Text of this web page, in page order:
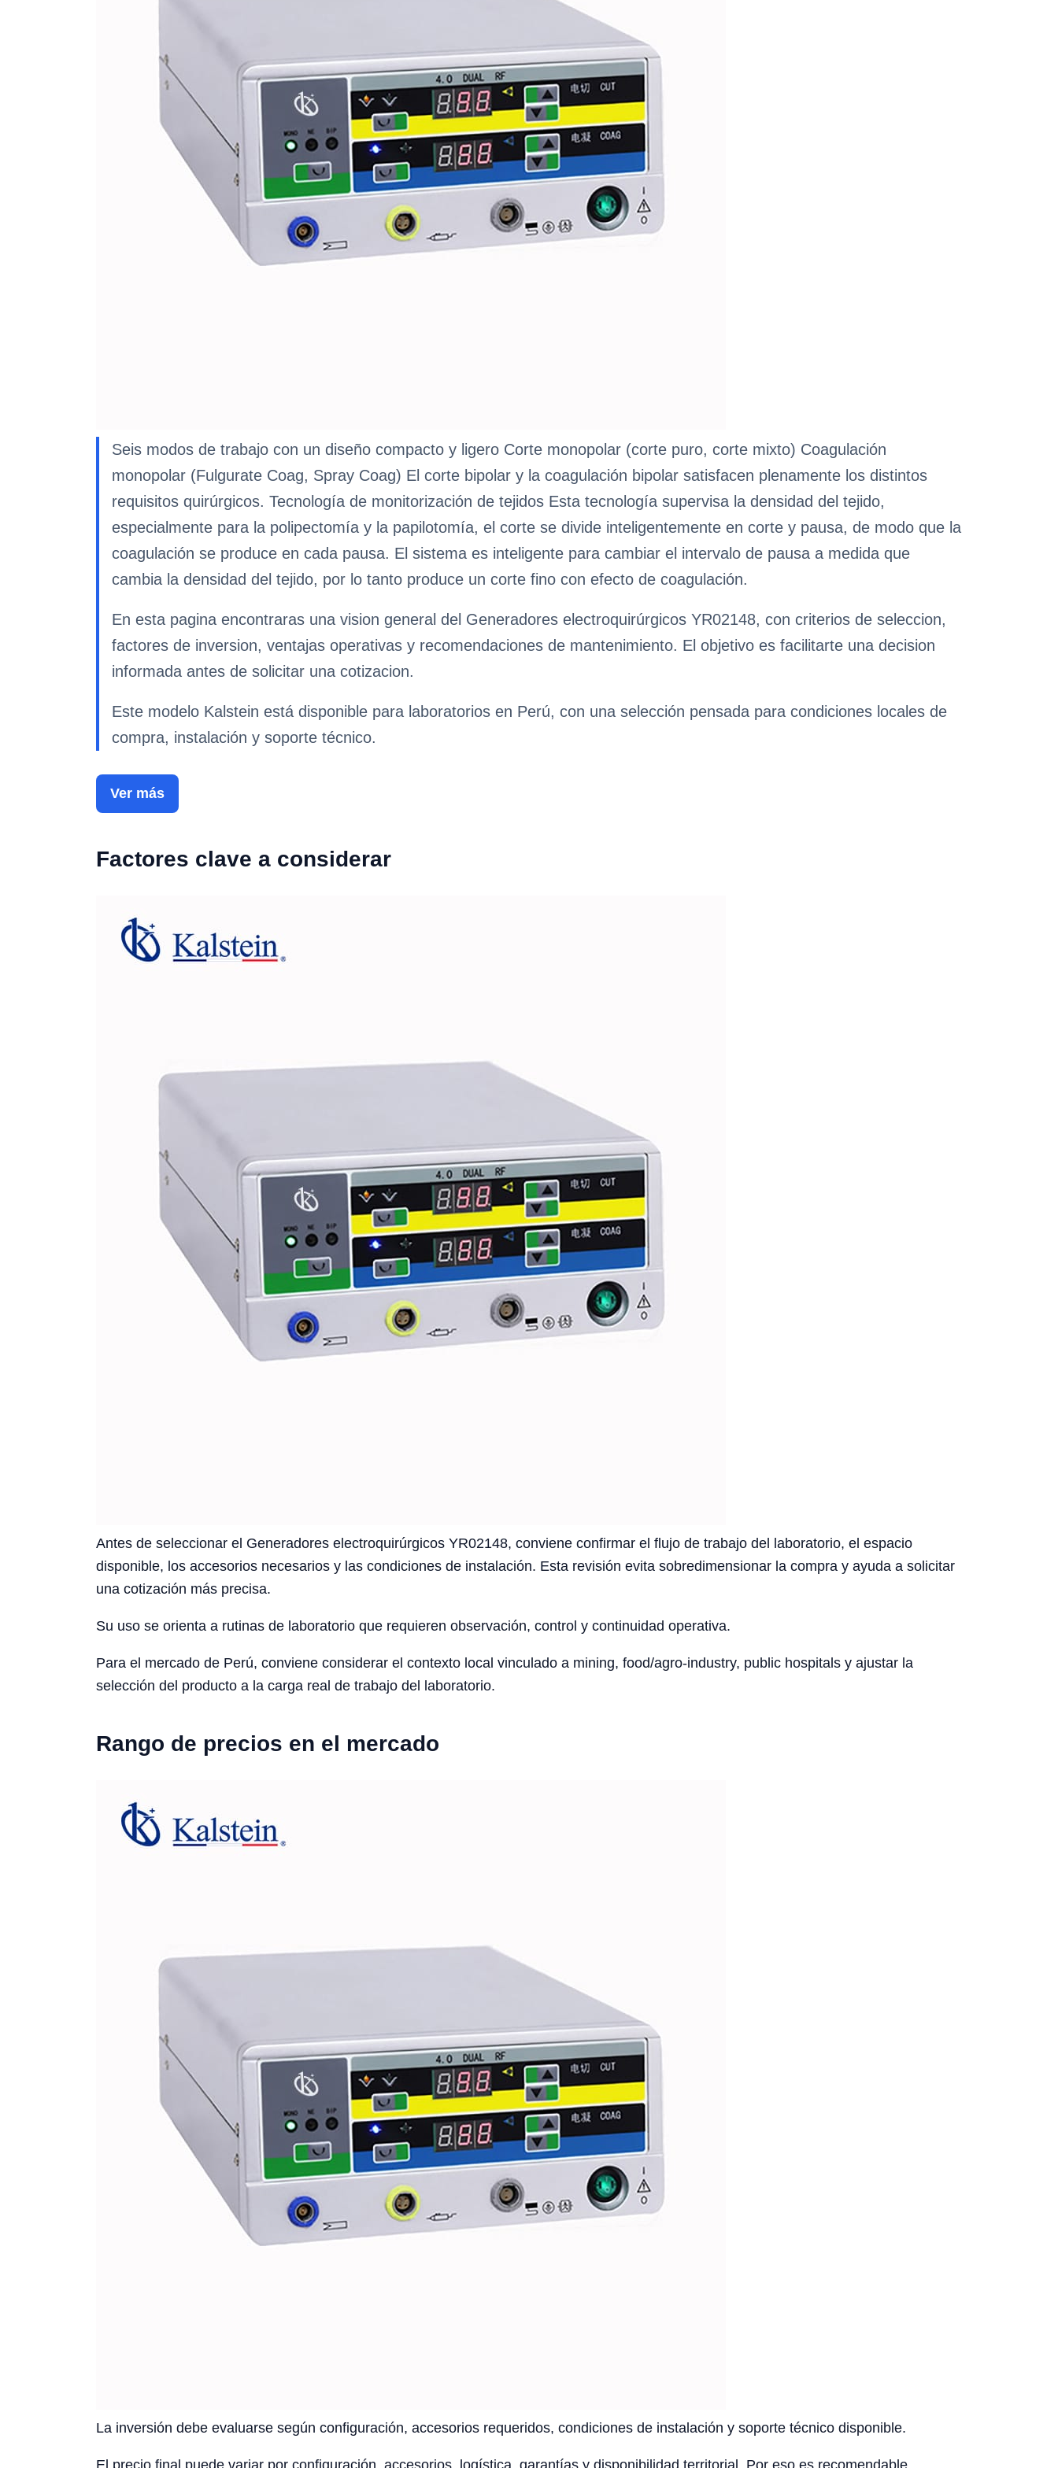
Seis modos de trabajo con un diseño compacto y ligero Corte monopolar (corte puro, corte mixto) Coagulación
monopolar (Fulgurate Coag, Spray Coag) El corte bipolar y la coagulación bipolar satisfacen plenamente los distintos
requisitos quirúrgicos. Tecnología de monitorización de tejidos Esta tecnología supervisa la densidad del tejido,
especialmente para la polipectomía y la papilotomía, el corte se divide inteligentemente en corte y pausa, de modo que la
coagulación se produce en cada pausa. El sistema es inteligente para cambiar el intervalo de pausa a medida que
cambia la densidad del tejido, por lo tanto produce un corte fino con efecto de coagulación.
En esta pagina encontraras una vision general del Generadores electroquirúrgicos YR02148, con criterios de seleccion,
factores de inversion, ventajas operativas y recomendaciones de mantenimiento. El objetivo es facilitarte una decision
informada antes de solicitar una cotizacion.
Este modelo Kalstein está disponible para laboratorios en Perú, con una selección pensada para condiciones locales de
compra, instalación y soporte técnico.
Ver más
Factores clave a considerar
Antes de seleccionar el Generadores electroquirúrgicos YR02148, conviene confirmar el flujo de trabajo del laboratorio, el espacio
disponible, los accesorios necesarios y las condiciones de instalación. Esta revisión evita sobredimensionar la compra y ayuda a solicitar
una cotización más precisa.
Su uso se orienta a rutinas de laboratorio que requieren observación, control y continuidad operativa.
Para el mercado de Perú, conviene considerar el contexto local vinculado a mining, food/agro-industry, public hospitals y ajustar la
selección del producto a la carga real de trabajo del laboratorio.
Rango de precios en el mercado
La inversión debe evaluarse según configuración, accesorios requeridos, condiciones de instalación y soporte técnico disponible.